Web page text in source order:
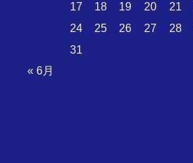
17
18 19 20 21
24
25 26 27 28
31
« 6月